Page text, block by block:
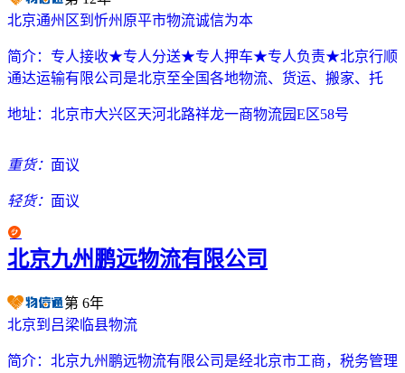
北京通州区到忻州原平市物流诚信为本
简介： 专人接收★专人分送★专人押车★专人负责★北京行顺
通达运输有限公司是北京至全国各地物流、货运、搬家、托
地址： 北京市大兴区天河北路祥龙一商物流园E区58号
重货： 面议
轻货： 面议
北京九州鹏远物流有限公司
第 6年
北京到吕梁临县物流
简介： 北京九州鹏远物流有限公司是经北京市工商，税务管理